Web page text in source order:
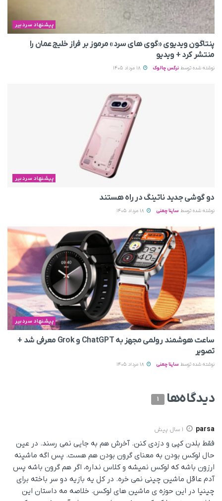
پیشنهاد سردبیر
پنتاگون ویدیوی «گوی های سرد» مرموز بر فراز خلیج عمان را
منتشر کرد + ویدیو
نوشته شده توسط نرگس چالوک
پیشنهاد سردبیر
دو گوشی جدید ناتینگ در راه هستند
نوشته شده توسط ساینا چمنی
پیشنهاد سردبیر
ساعت هوشمند رولمی مجهز به ChatGPT و Grok معرفی شد +
تصویر
نوشته شده توسط ساینا چمنی
دیدگاه‌ها 1
parsa 1 سال پیش
فقط بلدن کپی و دزدی کنن. آخرش هم به جایی نمی رسند. در عین
حال لوکس بودن به معنای گرون بودن هم هست. پس اگه ماشینه
ارزون باشه که لوکس نمیشه و کلاس نداره، اگر هم گرون باشه پس
آدم عاقل ماشین چینی نمی خره. در کل یه بازیه دو سر باخته برای
چینیا در این حوزه ی ماشین های لوکس. خلاصه مه داستان این